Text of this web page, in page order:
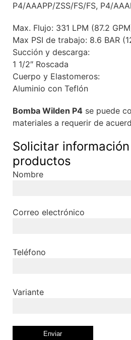
P4/AAAPP/ZSS/FS/FS, P4/
Max. Flujo: 331 LPM (87.2
Max PSI de trabajo: 8.6 BAR
Succión y descarga:
1 1/2″ Roscada
Cuerpo y Elastomeros:
Aluminio con Teflón
Bomba Wilden P4se puede
materiales a requerir de
Solicitar
productos
Nombre
Correo electrónico
Teléfono
Variante